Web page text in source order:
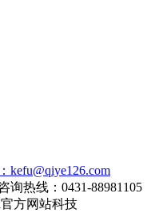
kefu@qiye126.com
询热线：0431-88981105
方网站科技